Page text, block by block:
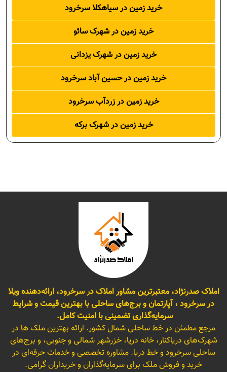
خرید زمین در سیاهکلا سرخرود
خرید زمین در شهرک سائو
خرید زمین در شهرک یزدانی
خرید زمین در حسین آباد سرخرود
خرید زمین در زردآب سرخرود
خرید زمین در شهرک برکه
املاک صدرنژاد، معتبرترین مشاور املاک در سرخرود، ارائه‌دهنده ویلا
در سرخرود ، آپارتمان و برج‌های ساحلی با بهترین قیمت و شرایط
سرمایه‌گذاری تضمینی با امنیت کامل.
مرجع مطمئن در خط ساحلی شمال کشور. ارائه بهترین ملک ها در
شهرک‌های دریاکنار، خانه دریا، خزرشهر شمالی و جنوبی، و برج‌های
ساحلی سرخرود و خط دریا. مشاوره تخصصی و خدمات حرفه‌ای در
خرید و فروش ملک برای سرمایه‌گذاران و خریداران گرامی.